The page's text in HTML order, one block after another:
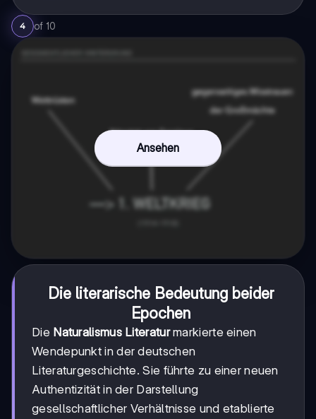
4 of 10
Ansehen
Die literarische Bedeutung beider
Epochen
Die Naturalismus Literaturmarkierte einen
Wendepunkt in der deutschen
Literaturgeschichte. Sie führte zu einer neuen
Authentizität in der Darstellung
gesellschaftlicher Verhältnisse und etablierte